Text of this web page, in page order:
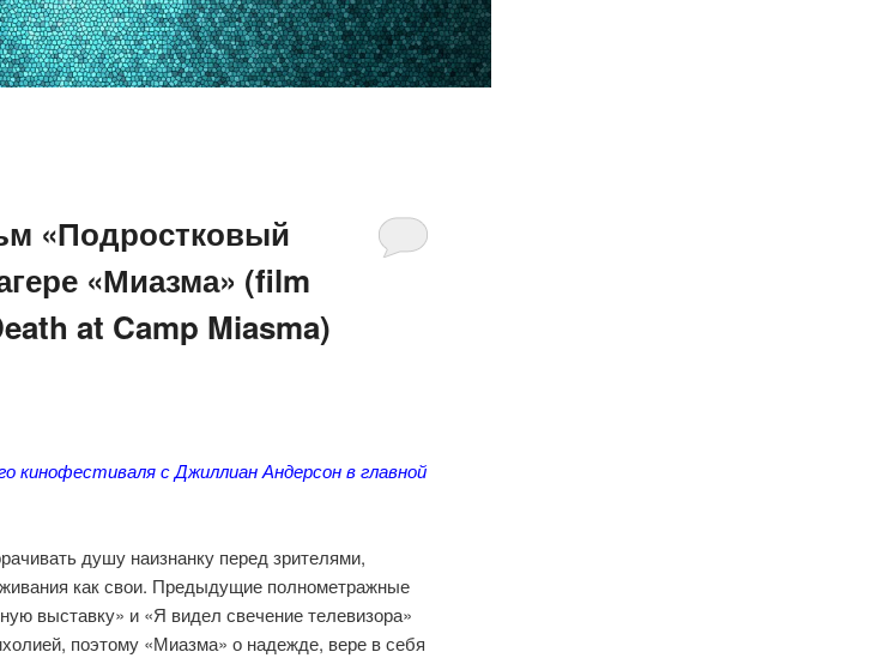
«Подростковый
«Миазма» (film
at Camp Miasma)
кинофестиваля с Джиллиан Андерсон в главной
душу наизнанку перед зрителями,
как свои. Предыдущие полнометражные
выставку» и «Я видел свечение телевизора»
поэтому «Миазма» о надежде, вере в себя